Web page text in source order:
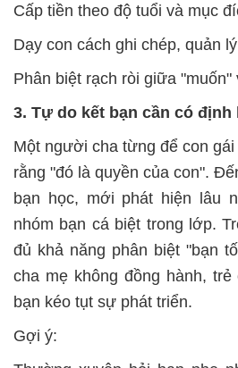
Cấp tiền theo độ tuổi và mục
Dạy con cách ghi chép, quản
Phân biệt rạch ròi giữa "muốn"
3. Tự do kết bạn cần có
Một người cha từng để con
rằng "đó là quyền của con".
bạn học, mới phát hiện lâu
nhóm bạn cá biệt trong lớp.
đủ khả năng phân biệt "bạn
cha mẹ không đồng hành,
bạn kéo tụt sự phát triển.
Gợi ý: